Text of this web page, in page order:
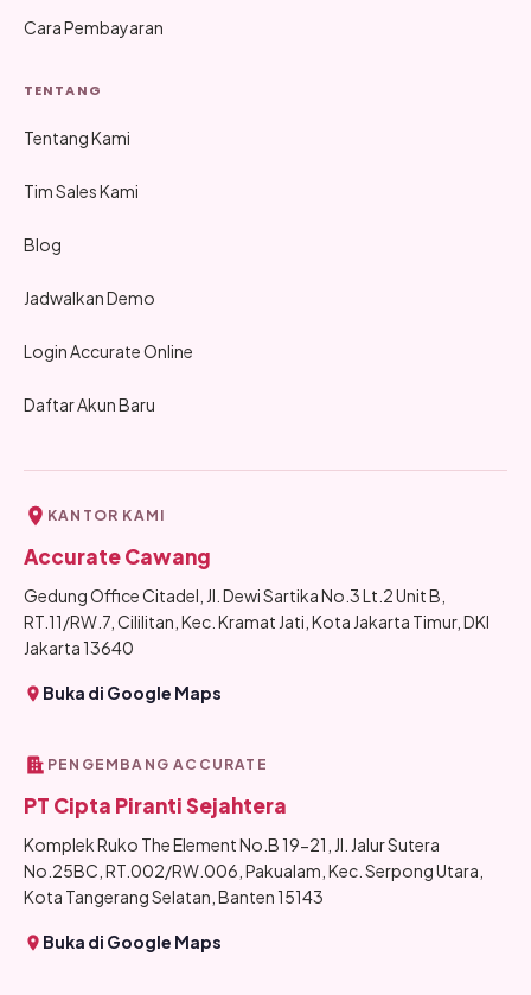
Cara Pembayaran
TENTANG
Tentang Kami
Tim Sales Kami
Blog
Jadwalkan Demo
Login Accurate Online
Daftar Akun Baru
KANTOR KAMI
Accurate Cawang
Gedung Office Citadel, Jl. Dewi Sartika No.3 Lt.2 Unit B,
RT.11/RW.7, Cililitan, Kec. Kramat Jati, Kota Jakarta Timur, DKI
Jakarta 13640
Buka di Google Maps
PENGEMBANG ACCURATE
PT Cipta Piranti Sejahtera
Komplek Ruko The Element No.B 19-21, Jl. Jalur Sutera
No.25BC, RT.002/RW.006, Pakualam, Kec. Serpong Utara,
Kota Tangerang Selatan, Banten 15143
Buka di Google Maps